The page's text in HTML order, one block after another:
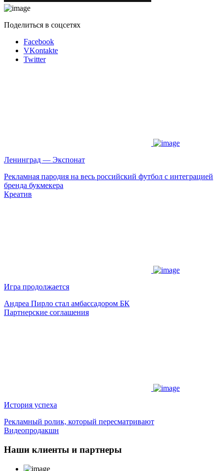
Поделиться в соцсетях
Facebook
VKontakte
Twitter
Ленинград — Экспонат
Рекламная пародия на весь российский футбол с интеграцией
бренда букмекера
Креатив
Игра продолжается
Андреа Пирло стал амбассадором БК
Партнерские соглашения
История успеха
Рекламный ролик, который пересматривают
Видеопродакшн
Наши клиенты и партнеры